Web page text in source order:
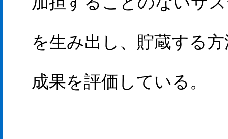
を生み出し、貯蔵する
成果を評価している。